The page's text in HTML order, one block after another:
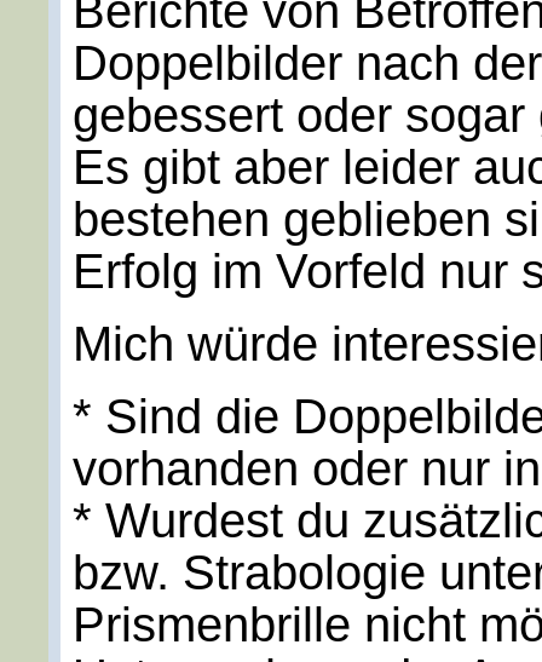
Doppelbilder nach
gebessert oder
Es gibt aber leider
bestehen geblieben
Erfolg im Vorfeld nur
Mich würde
* Sind die
vorhanden oder nur
* Wurdest du
bzw. Strabologie
Prismenbrille nicht